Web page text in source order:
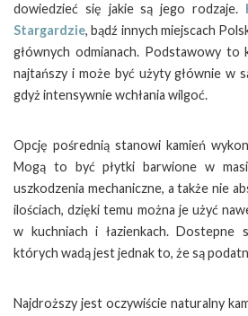
dowiedzieć się jakie są jego rodzaje.
Stargardzie, bądź innych miejscach
głównych odmianach. Podstawowy to
najtańszy i może być użyty głównie w
gdyż intensywnie wchłania wilgoć.
Opcję pośrednią stanowi kamień
Mogą to być płytki barwione w
uszkodzenia mechaniczne, a także nie
ilościach, dzięki temu można je użyć
w kuchniach i łazienkach. Dostepne
których wadą jest jednak to, że są
Najdroższy jest oczywiście naturalny